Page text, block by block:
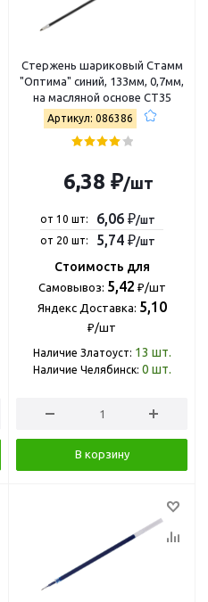
Стержень шариковый Стамм
"Оптима" синий, 133мм, 0,7мм,
на масляной основе СТ35
Артикул: 086386
6,38 ₽/шт
от 10 шт: 6,06 ₽/шт
от 20 шт:
5,74 ₽/шт
Стоимость для
Самовывоз: 5,42 ₽/шт
Яндекс Доставка: 5,10
₽/шт
Наличие Златоуст: 13 шт.
Наличие Челябинск: 0 шт.
В корзину